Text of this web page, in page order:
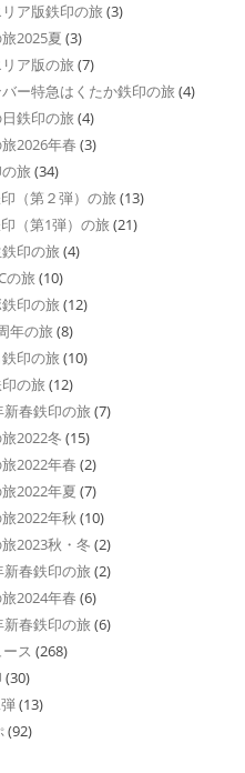
ア版鉄印の旅 (3)
2025夏 (3)
ア版の旅 (7)
バー特急はくたか鉄印の旅 (4)
鉄印の旅 (4)
2026年春 (3)
旅 (34)
（第２弾）の旅 (13)
（第1弾）の旅 (21)
印の旅 (4)
の旅 (10)
印の旅 (12)
年の旅 (8)
印の旅 (10)
の旅 (12)
新春鉄印の旅 (7)
2022冬 (15)
2022年春 (2)
2022年夏 (7)
2022年秋 (10)
2023秋・冬 (2)
新春鉄印の旅 (2)
2024年春 (6)
新春鉄印の旅 (6)
ス (268)
(30)
(13)
(92)